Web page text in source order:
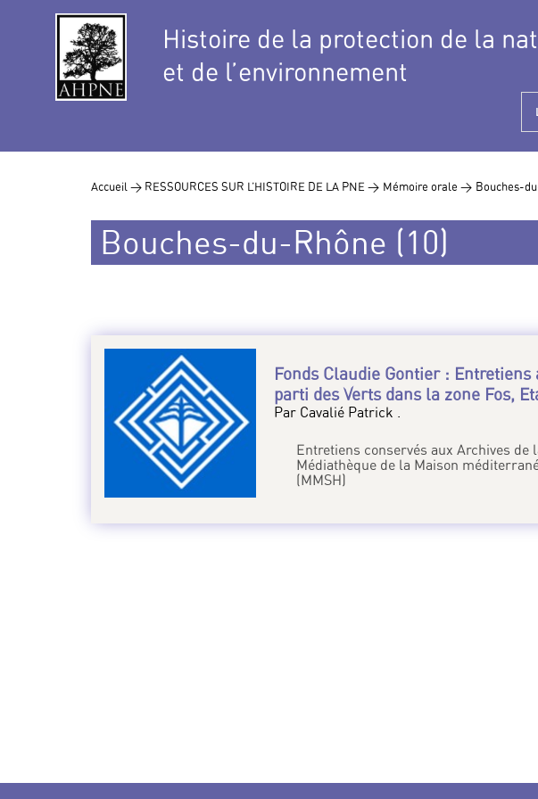
Histoire de la protection de la
et de l’environnement
Accueil > RESSOURCES SUR L’HISTOIRE DE LA PNE > Mémoire orale > Bouches-
Bouches-du-Rhône (10)
Fonds Claudie Gontier :
parti des Verts dans la zone Fos,
Par Cavalié Patrick .
Entretiens conservés aux Archives de
Médiathèque de la Maison
(MMSH)